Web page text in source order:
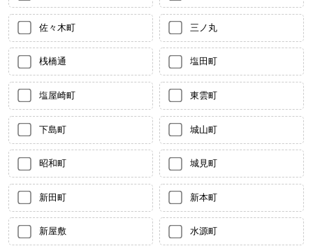
佐々木町 三ノ丸
桟橋通 塩田町
塩屋崎町 東雲町
下島町 城山町
昭和町 城見町
新田町 新本町
新屋敷 水源町